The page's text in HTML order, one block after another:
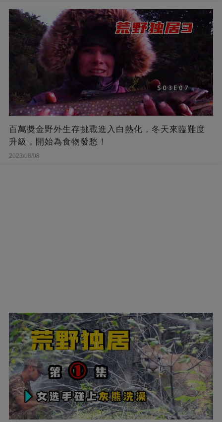
百萬獎金野外生存挑戰進入白熱化，冬天來臨難度
升級，開始為食物發愁！
2023/08/08